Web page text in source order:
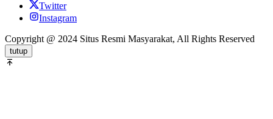
Twitter
Instagram
Copyright @ 2024 Situs Resmi Masyarakat, All Rights Reserved
tutup